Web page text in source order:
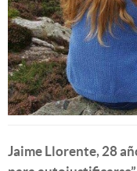
Jaime Llorente, 28